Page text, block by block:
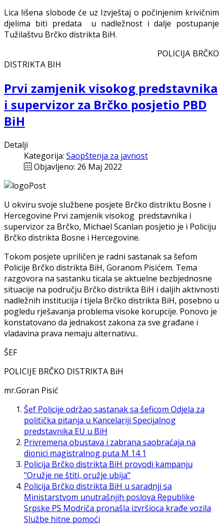
Lica lišena slobode će uz Izvještaj o počinjenim krivičnim
djelima biti predata u nadležnost i dalje postupanje
Tužilaštvu Brčko distrikta BiH.
POLICIJA BRČKO
DISTRIKTA BIH
Prvi zamjenik visokog predstavnika
i supervizor za Brčko posjetio PBD
BiH
Detalji
Kategorija: Saopštenja za javnost
Objavljeno: 26 Maj 2022
U okviru svoje službene posjete Brčko distriktu Bosne i
Hercegovine Prvi zamjenik visokog predstavnika i
supervizor za Brčko, Michael Scanlan posjetio je i Policiju
Brčko distrikta Bosne i Hercegovine.
Tokom posjete upriličen je radni sastanak sa šefom
Policije Brčko distrikta BiH, Goranom Pisićem. Tema
razgovora na sastanku ticala se aktuelne bezbjednosne
situacije na području Brčko distrikta BiH i daljih aktivnosti
nadležnih institucija i tijela Brčko distrikta BiH, posebno u
pogledu rješavanja problema visoke korupcije. Ponovo je
konstatovano da jednakost zakona za sve građane i
vladavina prava nemaju alternativu..
ŠEF
POLICIJE BRČKO DISTRIKTA BiH
mr.Goran Pisić
Šef Policije održao sastanak sa šeficom Odjela za
politička pitanja u Kancelariji Specijalnog
predstavnika EU u BiH
Privremena obustava i zabrana saobraćaja na
dionici magistralnog puta M 14 1
Policija Brčko distrikta BiH provodi kampanju
"Oružje ne štiti, oružje ubija"
Policija Brčko distrikta BiH u saradnji sa
Ministarstvom unutrašnjih poslova Republike
Srpske PS Modriča pronašla izvršioca krađe vozila
Službe hitne pomoći